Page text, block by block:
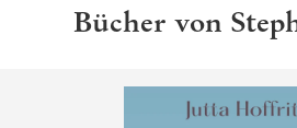
Bücher von